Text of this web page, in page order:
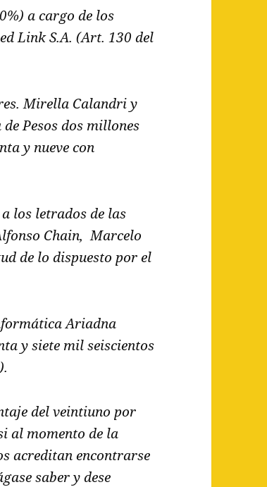
a cargo de los
Link S.A. (Art. 130 del
Mirella Calandri y
Pesos dos millones
y nueve con
los letrados de las
Chain, Marcelo
de lo dispuesto por el
Ariadna
y siete mil seiscientos
del veintiuno por
al momento de la
acreditan encontrarse
saber y dese